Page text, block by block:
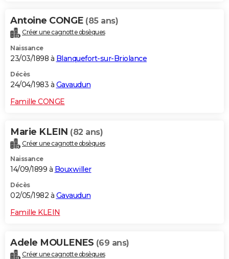
Antoine CONGE (85 ans)
Créer une cagnotte obsèques
Naissance
23/03/1898 à Blanquefort-sur-Briolance
Décès
24/04/1983 à Gavaudun
Famille CONGE
Marie KLEIN (82 ans)
Créer une cagnotte obsèques
Naissance
14/09/1899 à Bouxwiller
Décès
02/05/1982 à Gavaudun
Famille KLEIN
Adele MOULENES (69 ans)
Créer une cagnotte obsèques